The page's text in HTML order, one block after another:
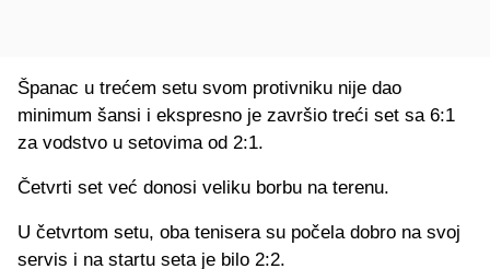
Španac u trećem setu svom protivniku nije dao
minimum šansi i ekspresno je završio treći set sa 6:1
za vodstvo u setovima od 2:1.
Četvrti set već donosi veliku borbu na terenu.
U četvrtom setu, oba tenisera su počela dobro na svoj
servis i na startu seta je bilo 2:2.